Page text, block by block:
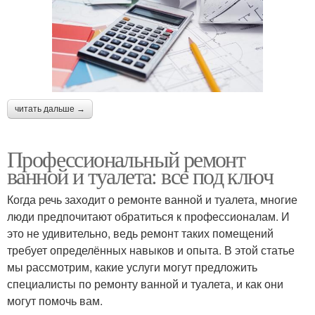
читать дальше →
Профессиональный ремонт
ванной и туалета: все под ключ
Когда речь заходит о ремонте ванной и туалета, многие
люди предпочитают обратиться к профессионалам. И
это не удивительно, ведь ремонт таких помещений
требует определённых навыков и опыта. В этой статье
мы рассмотрим, какие услуги могут предложить
специалисты по ремонту ванной и туалета, и как они
могут помочь вам.